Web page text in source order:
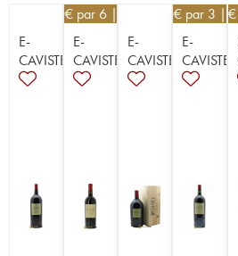
E-
CAVISTE
16,20€ par 6 | -10%
E-
CAVISTE
E-
CAVISTE
26,10€ par 3 | -
E-
CAVISTE
16,20€